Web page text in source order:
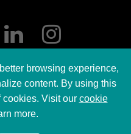
DSPPA Audio Co., Ltd.
browsing experience,
content. By using this
cookies. Visit our cookie
more.